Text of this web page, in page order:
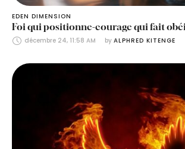
EDEN DIMENSION
Foi qui positionne-courage qui fait
décembre 24, 11:58 AM by ALPHRED KITENGE